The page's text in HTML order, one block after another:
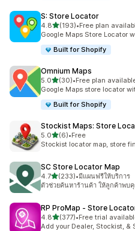
S: Store Locator
4.8เต็ม 5 ดาว
(193)
ทั้งหมด 193 รีวิว
•Free plan
Google Maps Store Locator
Built for Shopify
Omnium Maps
5.0เต็ม 5 ดาว
(30)
ทั้งหมด 30 รีวิว
•Free plan
Google Maps store locator
Built for Shopify
Stockist Maps: Store
5.0เต็ม 5 ดาว
(6)
ทั้งหมด 6 รีวิว
•Free
Stockist locator map, store
SC Store Locator Map
4.7เต็ม 5 ดาว
(233)
ทั้งหมด 233 รีวิว
•มีแผนฟรีให้บริการ
ตัวช่วยค้นหาร้านค้า ให้ลูกค้าพบ
RP ProMap ‑ Store
4.8เต็ม 5 ดาว
(377)
ทั้งหมด 377 รีวิว
•Free trial
Add your Dealer, Stockist, &